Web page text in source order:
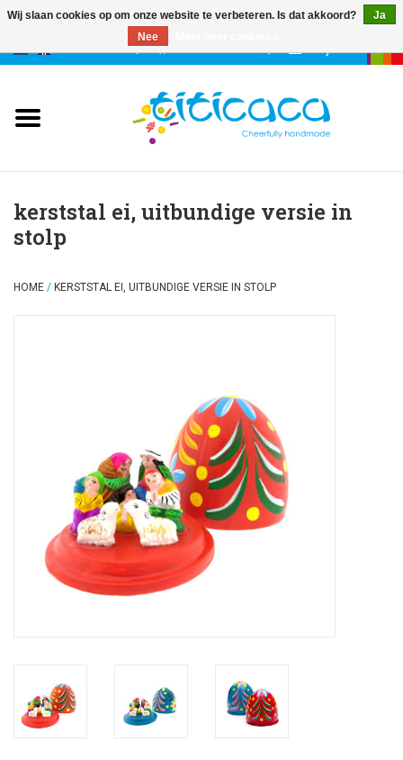
etuis & tassen
over titicaca
kerststal ei, uitbundige versie in
stolp
HOME / KERSTSTAL EI, UITBUNDIGE VERSIE IN STOLP
Wij slaan cookies op om onze website te verbeteren. Is dat akkoord?
Ja
Nee